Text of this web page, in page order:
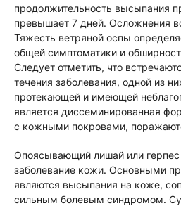
продолжительность высыпания
превышает 7 дней. Осложнения
Тяжесть ветряной оспы
общей симптоматики и
Следует отметить, что
течения заболевания, одной из
протекающей и имеющей
является диссеминированная
с кожными покровами,
Опоясывающий лишай или герпес
заболевание кожи. Основными
являются высыпания на коже,
сильным болевым синдромом.